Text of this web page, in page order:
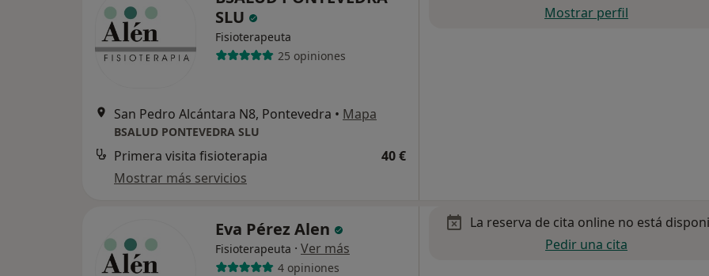
SLU
Fisioterapeuta
25 opiniones
San Pedro Alcántara N8, Pontevedra • Mapa
BSALUD PONTEVEDRA SLU
Primera visita fisioterapia
40 €
Mostrar más servicios
Mostrar perfil
Eva Pérez Alen
Fisioterapeuta · Ver más
4 opiniones
La reserva de cita online no está
Pedir una cita